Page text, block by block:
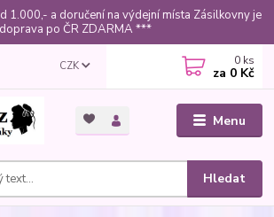
1.000,- a doručení na výdejní místa Zásilkovny je
doprava po ČR ZDARMA ***
Menu
CZK
Hledat
0 ks
za 0 Kč